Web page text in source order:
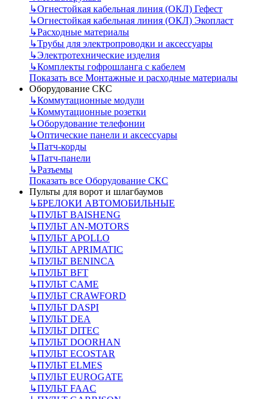
↳Огнестойкая кабельная линия (ОКЛ) Гефест
↳Огнестойкая кабельная линия (ОКЛ) Экопласт
↳Расходные материалы
↳Трубы для электропроводки и аксессуары
↳Электротехнические изделия
↳Комплекты гофрошланга с кабелем
Показать все Монтажные и расходные материалы
Оборудование СКС
↳Коммутационные модули
↳Коммутационные розетки
↳Оборудование телефонии
↳Оптические панели и аксессуары
↳Патч-корды
↳Патч-панели
↳Разъемы
Показать все Оборудование СКС
Пульты для ворот и шлагбаумов
↳БРЕЛОКИ АВТОМОБИЛЬНЫЕ
↳ПУЛЬТ BAISHENG
↳ПУЛЬТ AN-MOTORS
↳ПУЛЬТ APOLLO
↳ПУЛЬТ APRIMATIC
↳ПУЛЬТ BENINCA
↳ПУЛЬТ BFT
↳ПУЛЬТ CAME
↳ПУЛЬТ CRAWFORD
↳ПУЛЬТ DASPI
↳ПУЛЬТ DEA
↳ПУЛЬТ DITEC
↳ПУЛЬТ DOORHAN
↳ПУЛЬТ ECOSTAR
↳ПУЛЬТ ELMES
↳ПУЛЬТ EUROGATE
↳ПУЛЬТ FAAC